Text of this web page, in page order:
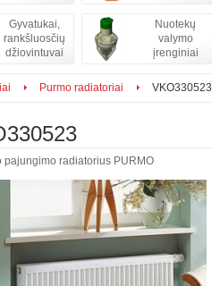
Gyvatukai,
rankšluosčių
džiovintuvai
Nuotekų
valymo
įrenginiai
Purmo radiatoriai VKO330523
pajungimo radiatorius PURMO